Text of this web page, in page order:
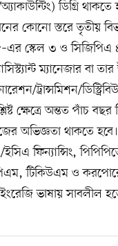
অ্যাকাউন্টিং) ডিগ্রি
কোনো স্তরে তৃতীয়
স্কেল ৩ ও সিজিপিএ
ম্যানেজার
ট্রান্সমিশন/
ক্ষেত্রে অন্তত পাঁচ
অভিজ্ঞতা থাকতে
ইসিএ ফিন্যান্সিং,
টিকিউএম ও
ভাষায় সাবলীল